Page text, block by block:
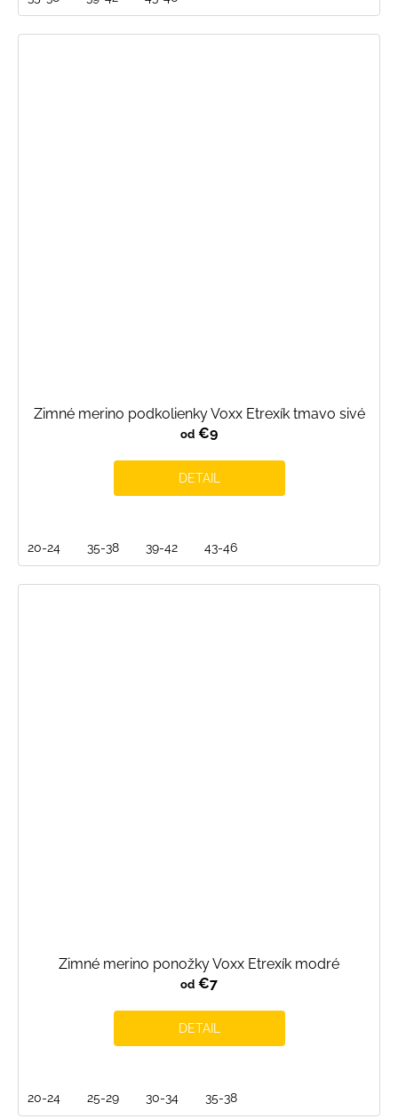
Zimné merino podkolienky Voxx Etrexík tmavo sivé
od €9
DETAIL
20-24 35-38 39-42 43-46
Zimné merino ponožky Voxx Etrexík modré
od €7
DETAIL
20-24 25-29 30-34 35-38